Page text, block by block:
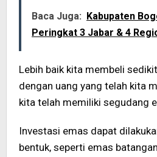
Baca Juga: Kabupaten
Peringkat 3 Jabar & 4
Lebih baik kita membeli
dengan uang yang telah kita
kita telah memiliki segudang
Investasi emas dapat
bentuk, seperti emas